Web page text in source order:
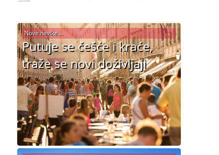
Putuje se češće i kraće,
traže se novi doživljaji
Nove navike....